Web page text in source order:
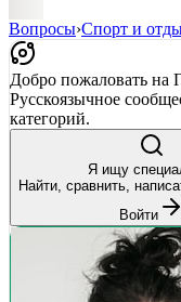
Вопросы›Спорт и
Добро пожаловать на
Русскоязычное
категорий.
Я ищу
Найти, сравнить,
Войти